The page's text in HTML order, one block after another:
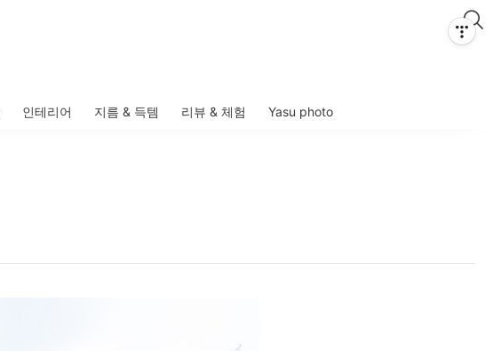
인테리어 지름 & 득템 리뷰 & 체험 Yasu photo